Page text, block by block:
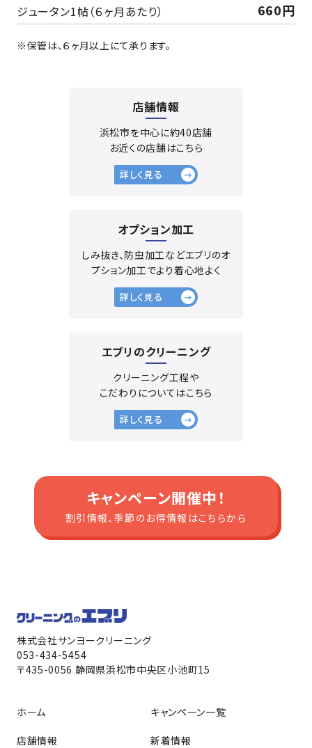
ジュータン1帖（６ヶ月あたり） 660円
※保管は、６ヶ月以上にて承ります。
店舗情報
浜松市を中心に約40店舗
お近くの店舗はこちら
詳しく見る
オプション加工
しみ抜き、防虫加工などエブリのオ
プション加工でより着心地よく
詳しく見る
エブリのクリーニング
クリーニング工程や
こだわりについてはこちら
詳しく見る
キャンペーン開催中！
割引情報、季節のお得情報はこちらから
株式会社サンヨークリーニング
053-434-5454
〒435-0056 静岡県浜松市中央区小池町15
ホーム
店舗情報
キャンペーン一覧
新着情報